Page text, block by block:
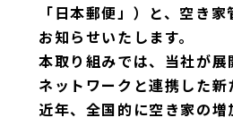
「日本郵便」）と、空き
お知らせいたします。
本取り組みでは、当社が
ネットワークと連携した新
近年、全国的に空き家の